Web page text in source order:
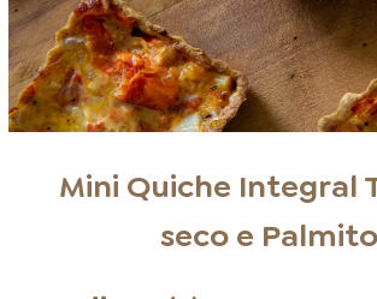
Mini Quiche Integral
seco e Palmito